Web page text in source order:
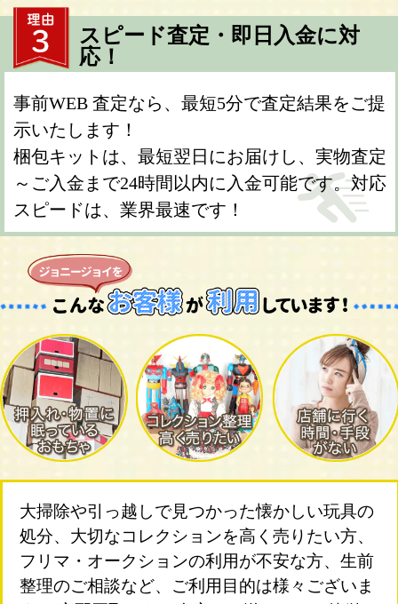
スピード査定・即日入金に対
応！
事前WEB 査定なら、最短5分で査定結果をご提
示いたします！
梱包キットは、最短翌日にお届けし、実物査定
～ご入金まで24時間以内に入金可能です。対応
スピードは、業界最速です！
大掃除や引っ越しで見つかった懐かしい玩具の
処分、大切なコレクションを高く売りたい方、
フリマ・オークションの利用が不安な方、生前
整理のご相談など、ご利用目的は様々ございま